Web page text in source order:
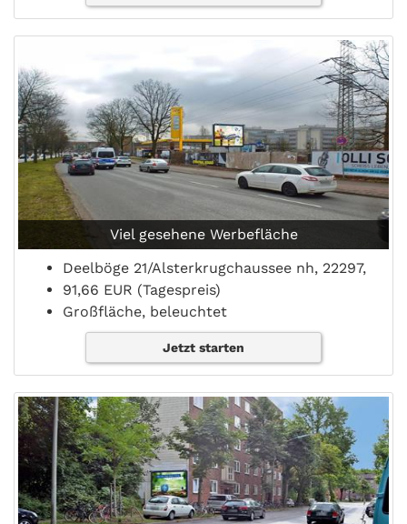
Viel gesehene Werbefläche
Deelböge 21/Alsterkrugchaussee nh, 22297,
91,66 EUR (Tagespreis)
Großfläche, beleuchtet
Jetzt starten